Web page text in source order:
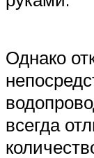
Однако
всегда